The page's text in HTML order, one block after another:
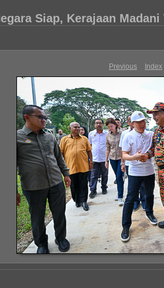
Siap, Kerajaan
Previous Index